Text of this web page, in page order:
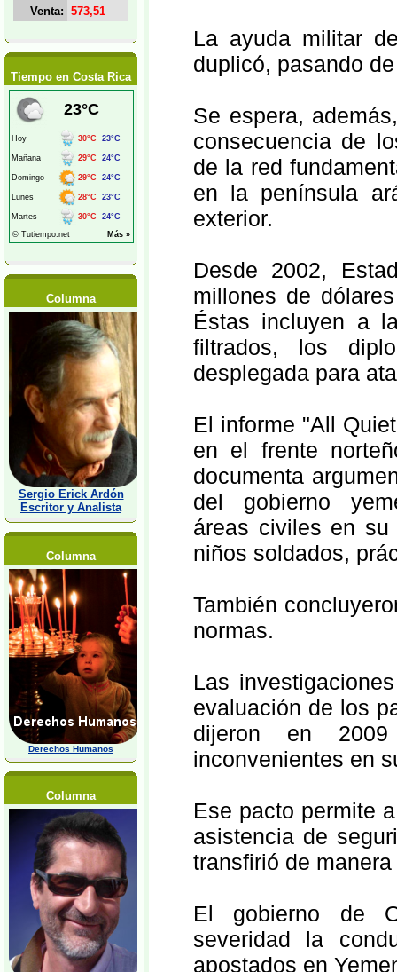
Venta: 573,51
Tiempo en Costa Rica
Columna
Sergio Erick Ardón
Escritor y Analista
Columna
Derechos Humanos
Columna
La ayuda militar
duplicó, pasando
Se espera,
consecuencia de
de la red
en la península
exterior.
Desde 2002,
millones de
Éstas incluyen a
filtrados, los
desplegada para
El informe "All
en el frente
documenta
del gobierno
áreas civiles en
niños soldados,
También
normas.
Las
evaluación de los
dijeron en
inconvenientes en
Ese pacto permite
asistencia de
transfirió de
El gobierno de
severidad la
apostados en